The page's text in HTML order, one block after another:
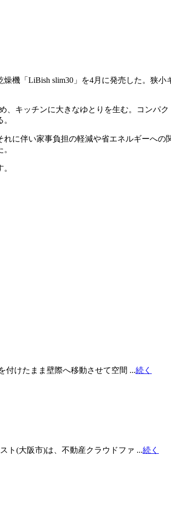
「LiBish slim30」を4月に発売した。狭
キッチンに大きなゆとりを生む。コンパ
に伴い家事負担の軽減や省エネルギーへの
けたまま壁際へ移動させて空間 ...続く
ト(大阪市)は、不動産クラウドファ ...続く